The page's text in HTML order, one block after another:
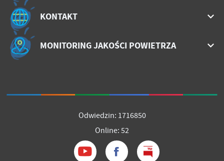
KONTAKT
MONITORING JAKOŚCI POWIETRZA
Odwiedzin: 1716850
Online: 52